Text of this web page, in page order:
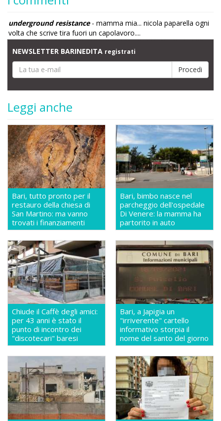
underground resistance- mamma mia... nicola paparella ogni
volta che scrive tira fuori un capolavoro....
NEWSLETTER BARINEDITA registrati
Leggi anche
Bari, tutto pronto per il
restauro della chiesa di
San Martino: ma vanno
trovati i finanziamenti
Bari, bimbo nasce nel
parcheggio dell'ospedale
Di Venere: la mamma ha
partorito in auto
Chiude il Caffè degli amici:
per 43 anni è stato il
punto di incontro dei
"discotecari" baresi
Bari, a Japigia un
"irriverente" cartello
informativo storpia il
nome del santo del giorno